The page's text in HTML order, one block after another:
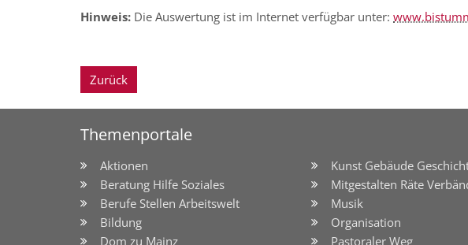
Hinweis: Die Auswertung ist im Internet verfügbar unter:
Zurück
Themenportale
Aktionen
Beratung Hilfe Soziales
Berufe Stellen Arbeitswelt
Bildung
Dom zu Mainz
Kunst Gebäude
Mitgestalten Räte
Musik
Organisation
Pastoraler Weg